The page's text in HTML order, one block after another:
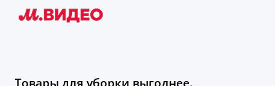
Товары для уборки выгоднее.